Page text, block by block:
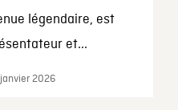
légendaire, est
et...
2026